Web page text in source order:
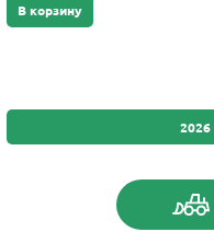
В корзину